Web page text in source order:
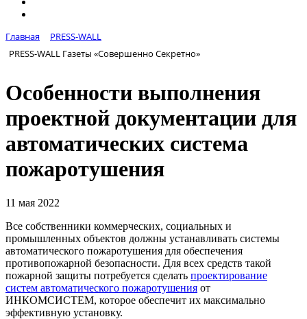
Главная
PRESS-WALL
PRESS-WALL Газеты «Совершенно Секретно»
Особенности выполнения
проектной документации для
автоматических система
пожаротушения
11 мая 2022
Все собственники коммерческих, социальных и
промышленных объектов должны устанавливать системы
автоматического пожаротушения для обеспечения
противопожарной безопасности. Для всех средств такой
пожарной защиты потребуется сделать проектирование
систем автоматического пожаротушения от
ИНКОМСИСТЕМ, которое обеспечит их максимально
эффективную установку.